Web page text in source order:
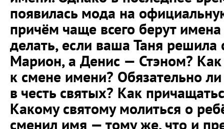
появилась мода на
причём чаще всего берут
делать, если ваша Таня решила
Марион, а Денис — Стэном? Как
к смене имени? Обязательно
в честь святых? Как
Какому святому молиться о
сменил имя — тому же, что и